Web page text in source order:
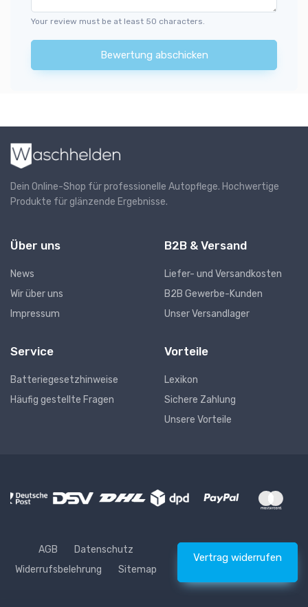
Your review must be at least 50 characters.
Bewertung abschicken
Dein Online-Shop für professionelle Autopflege. Hochwertige
Produkte für glänzende Ergebnisse.
Über uns
News
Wir über uns
Impressum
B2B & Versand
Liefer- und Versandkosten
B2B Gewerbe-Kunden
Unser Versandlager
Service
Batteriegesetzhinweise
Häufig gestellte Fragen
Vorteile
Lexikon
Sichere Zahlung
Unsere Vorteile
AGB
Datenschutz
Widerrufsbelehrung
Sitemap
Vertrag widerrufen